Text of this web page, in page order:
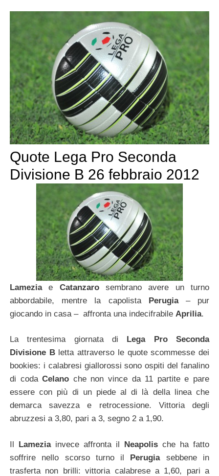
Quote Lega Pro Seconda
Divisione B 26 febbraio 2012
Lameziae Catanzarosembrano avere un turno
abbordabile, mentre la capolista Perugia– pur
giocando in casa – affronta una indecifrabile Aprilia.
La trentesima giornata di
Lega Pro Seconda
Divisione Bletta attraverso le quote scommesse dei
bookies: i calabresi giallorossi sono ospiti del fanalino
di codaCelano che non vince da 11 partite e pare
essere con più di un piede al di là della linea che
demarca savezza e retrocessione. Vittoria degli
abruzzesi a 3,80, pari a 3, segno 2 a 1,90.
Il Lameziainvece affronta il Neapolis che ha fatto
soffrire nello scorso turno il Perugiasebbene in
trasferta non brilli: vittoria calabrese a 1,60, pari a